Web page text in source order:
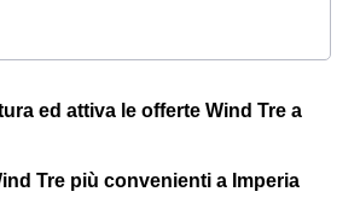
ed attiva le offerte Wind Tre a
Tre più convenienti a Imperia